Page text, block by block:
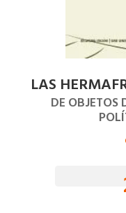
LAS
DE OBJETOS